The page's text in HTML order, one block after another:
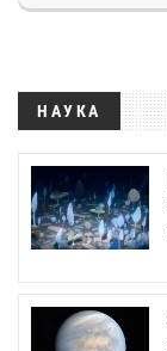
НАУКА